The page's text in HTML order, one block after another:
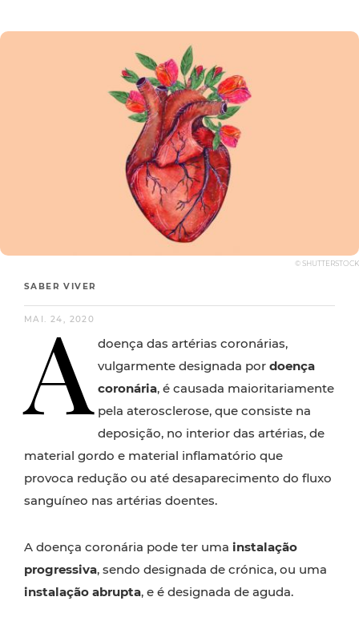
© SHUTTERSTOCK
SABER VIVER
MAI. 24, 2020
A doença das artérias coronárias,
vulgarmente designada por doença
coronária, é causada maioritariamente
pela aterosclerose, que consiste na
deposição, no interior das artérias, de
material gordo e material inflamatório que
provoca redução ou até desaparecimento do fluxo
sanguíneo nas artérias doentes.
A doença coronária pode ter uma instalação
progressiva, sendo designada de crónica, ou uma
instalação abrupta, e é designada de aguda.